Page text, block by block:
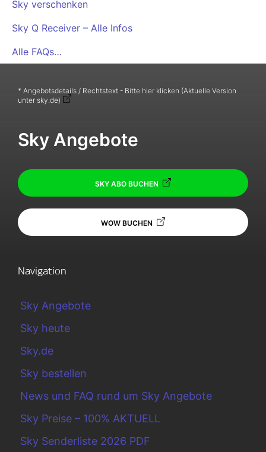
Sky verschenken
Sky Q Receiver – Alle Infos
Alle FAQs…
* Angebotsdetails / Rechtstext - Bitte hier klicken (Aktuelle Version
unter sky.de)
Sky Angebote
SKY ABO BUCHEN
WOW BUCHEN
Navigation
Sky Angebote
Sky heute
Sky.de
Sky bestellen
News und FAQ rund um Sky Angebote
Sky Preise – 100% AKTUELL
Sky Senderliste 2026 PDF